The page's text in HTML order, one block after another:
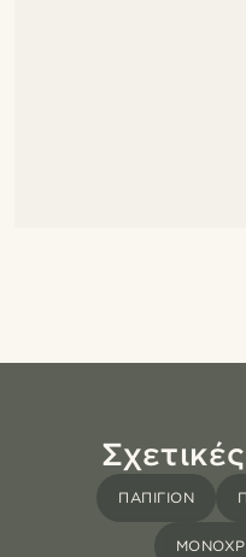
ΠΑΠΙΓΙΌΝ